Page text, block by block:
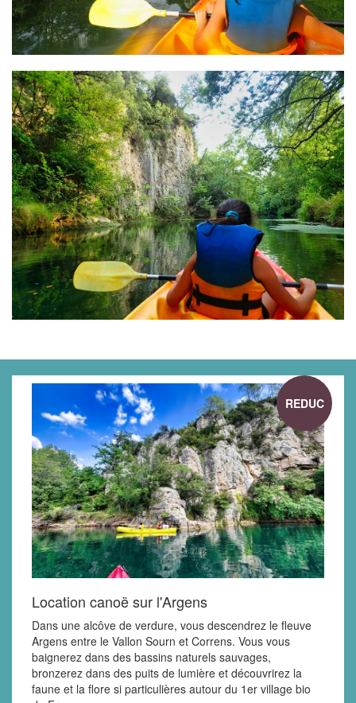
REDUC
Location canoë sur l'Argens
Dans une alcôve de verdure, vous descendrez le fleuve
Argens entre le Vallon Sourn et Correns. Vous vous
baignerez dans des bassins naturels sauvages,
bronzerez dans des puits de lumière et découvrirez la
faune et la flore si particulières autour du 1er village bio